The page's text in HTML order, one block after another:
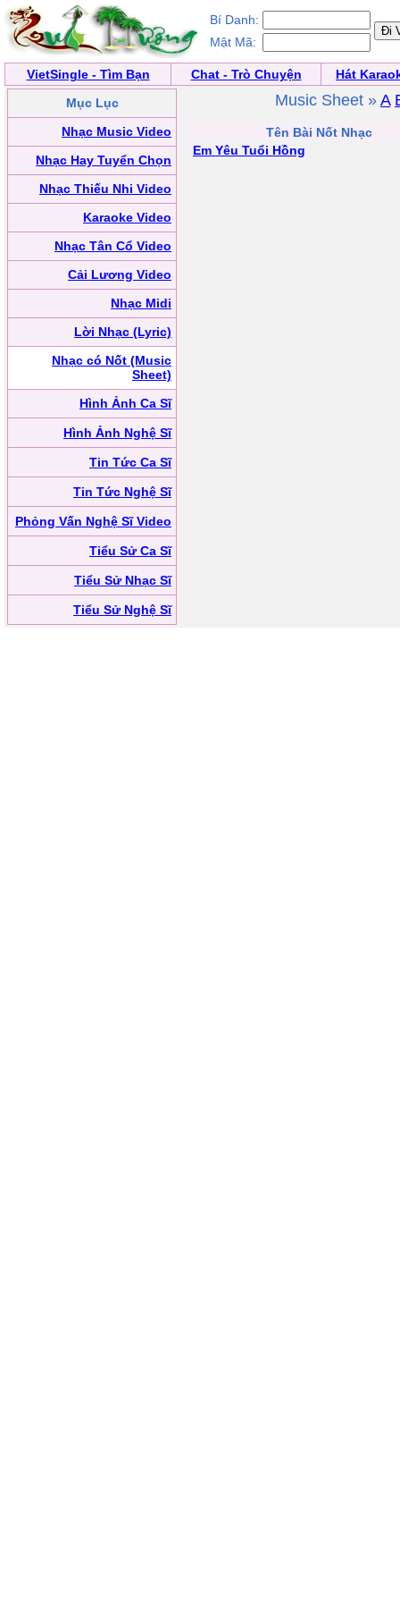
Bí Danh:
Mật Mã:
VietSingle - Tìm Bạn Chat - Trò Chuyện
Hát
Mục Lục
Nhạc Music Video
Nhạc Hay Tuyển Chọn
Nhạc Thiếu Nhi Video
Karaoke Video
Nhạc Tân Cổ Video
Cải Lương Video
Nhạc Midi
Lời Nhạc (Lyric)
Nhạc có Nốt (Music
Sheet)
Hình Ảnh Ca Sĩ
Hình Ảnh Nghệ Sĩ
Tin Tức Ca Sĩ
Tin Tức Nghệ Sĩ
Phỏng Vấn Nghệ Sĩ Video
Tiểu Sử Ca Sĩ
Tiểu Sử Nhạc Sĩ
Tiểu Sử Nghệ Sĩ
Music Sheet » A
Tên Bài Nốt Nhạc
Em Yêu Tuổi Hồng